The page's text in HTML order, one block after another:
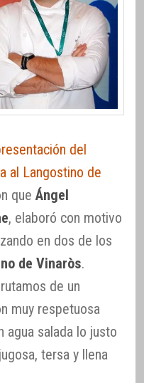
del
al Langostino de
que Ángel
, elaboró con motivo
en dos de los
de Vinaròs.
de un
muy respetuosa
agua salada lo justo
tersa y llena